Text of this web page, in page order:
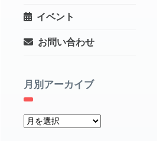
イベント
お問い合わせ
月別アーカイブ